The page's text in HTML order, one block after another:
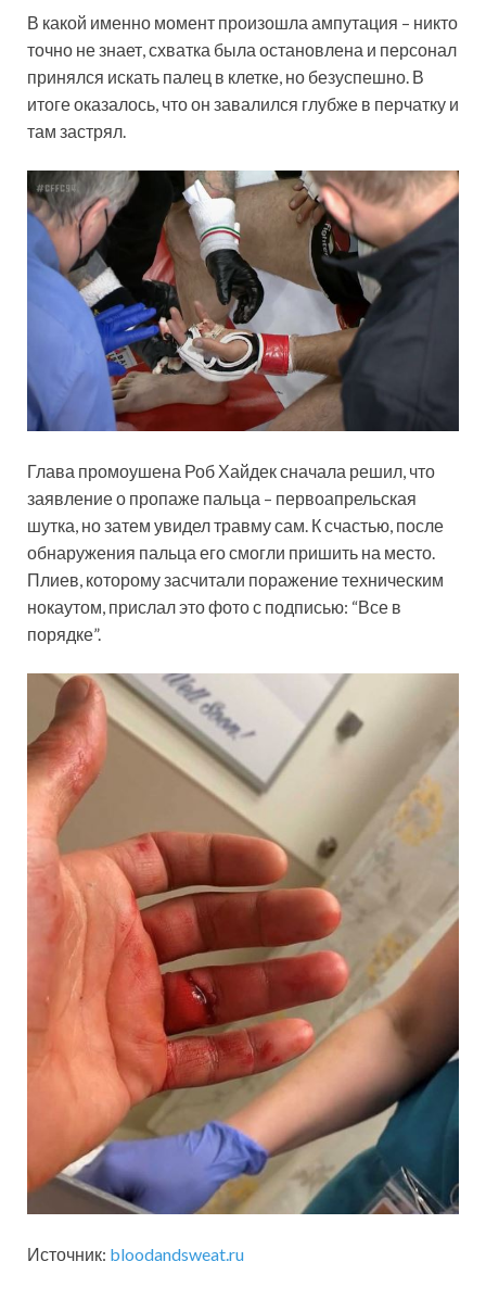
В какой именно момент произошла ампутация – никто
точно не знает, схватка была остановлена и персонал
принялся искать палец в клетке, но безуспешно. В
итоге оказалось, что он завалился глубже в перчатку и
там застрял.
Глава промоушена Роб Хайдек сначала решил, что
заявление о пропаже пальца – первоапрельская
шутка, но затем увидел травму сам. К счастью, после
обнаружения пальца его смогли пришить на место.
Плиев, которому засчитали поражение техническим
нокаутом, прислал это фото с подписью: “Все в
порядке”.
Источник: bloodandsweat.ru